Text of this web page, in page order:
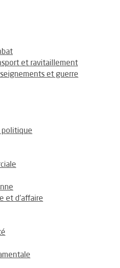
et ravitaillement
et guerre
et d’affaire